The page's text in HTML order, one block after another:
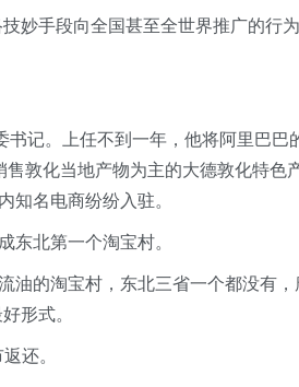
妙手段向全国甚至全世界推广的行为
记。上任不到一年，他将阿里巴巴
敦化当地产物为主的大德敦化特色
知名电商纷纷入驻。
东北第一个淘宝村。
油的淘宝村，东北三省一个都没有，
形式。
还。